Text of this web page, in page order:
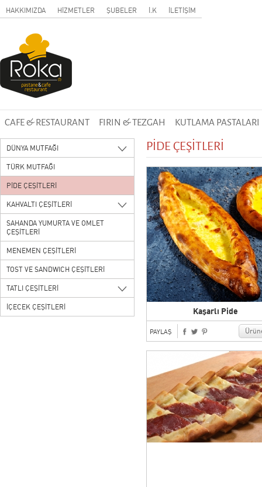
HAKKIMIZDA HİZMETLER ŞUBELER İ.K İLETİŞİM
CAFE & RESTAURANT FIRIN & TEZGAH KUTLAMA PASTALARI
DÜNYA MUTFAĞI
TÜRK MUTFAĞI
PİDE ÇEŞİTLERİ
KAHVALTI ÇEŞİTLERİ
SAHANDA YUMURTA VE OMLET
ÇEŞİTLERİ
MENEMEN ÇEŞİTLERİ
TOST VE SANDWICH ÇEŞİTLERİ
TATLI ÇEŞİTLERİ
İÇECEK ÇEŞİTLERİ
PİDE ÇEŞİTLERİ
Kaşarlı Pide
PAYLAŞ